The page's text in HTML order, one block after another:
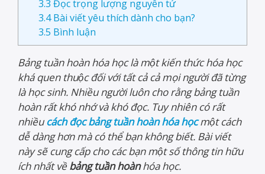
3.3 Đọc trọng lượng nguyên tử
3.4Bài viết yêu thích dành cho bạn?
3.5 Bình luận
Bảng tuần hoàn hóa học là một kiến thức hóa học
khá quen thuộc đối với tất cả cả mọi người đã từng
là học sinh. Nhiều người luôn cho rằng bảng tuần
hoàn rất khó nhớ và khó đọc. Tuy nhiên có rất
nhiềucách đọc bảng tuần hoàn hóa họcmột cách
dễ dàng hơn mà có thể bạn không biết. Bài viết
này sẽ cung cấp cho các bạn một số thông tin hữu
ích nhất về bảng tuần hoànhóa học.